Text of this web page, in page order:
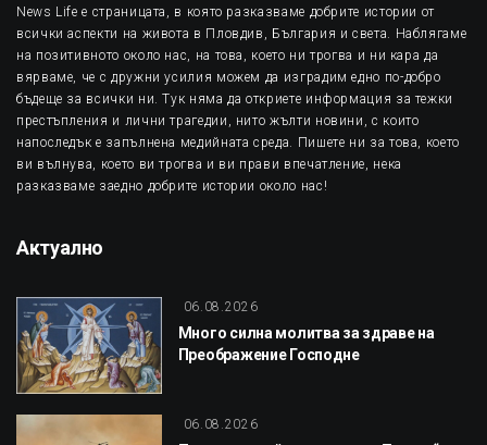
News Life е страницата, в която разказваме добрите истории от
всички аспекти на живота в Пловдив, България и света. Наблягаме
на позитивното около нас, на това, което ни трогва и ни кара да
вярваме, че с дружни усилия можем да изградим едно по-добро
бъдеще за всички ни. Тук няма да откриете информация за тежки
престъпления и лични трагедии, нито жълти новини, с които
напоследък е запълнена медийната среда. Пишете ни за това, което
ви вълнува, което ви трогва и ви прави впечатление, нека
разказваме заедно добрите истории около нас!
Актуално
06.08.2026
Много силна молитва за здраве на
Преображение Господне
06.08.2026